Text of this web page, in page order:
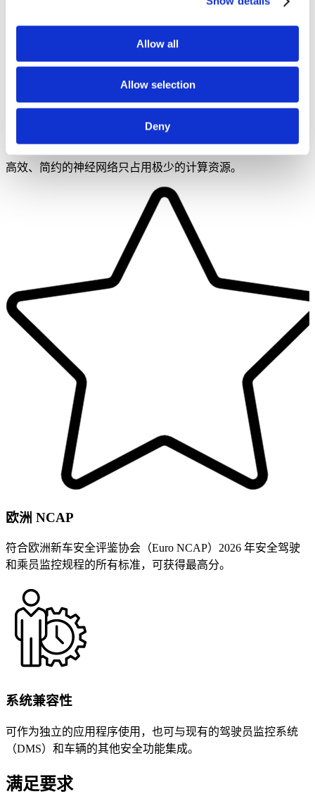
Allow all
Allow selection
Deny
高效、简约的神经网络只占用极少的计算资源。
欧洲 NCAP
符合欧洲新车安全评鉴协会（Euro NCAP）2026 年安全驾驶
和乘员监控规程的所有标准，可获得最高分。
系统兼容性
可作为独立的应用程序使用，也可与现有的驾驶员监控系统
（DMS）和车辆的其他安全功能集成。
满足要求